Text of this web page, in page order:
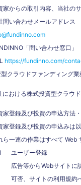
家からの取引内容、当社の
問い合わせメールアドレス
「問い合わせ窓口」
https://fundinno.com/
型クラウドファンディング
における株式投資型クラウ
家登録及び投資の申込方法
家登録及び投資の申込みは
ら一連の作業はすべて Web
ユーザー登録
広告等からWebサイトに
可否、サイトの利用規約